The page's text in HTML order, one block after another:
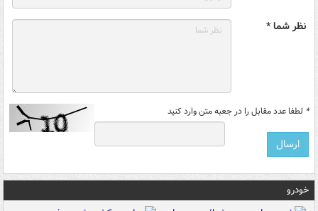
نظر شما *
* لطفا عدد مقابل را در جعبه متن وارد کنید
خودرو